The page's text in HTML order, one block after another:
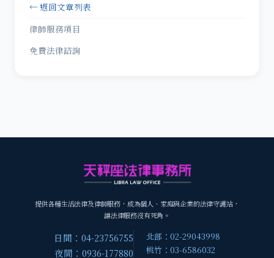
← 返回文章列表
律師服務項目
免費法律諮詢
提供各種生活法律及律師服務，成為個人、家庭與企業的法律守護站，
讓法律服務沒有死角。
日間：04-23756755
夜間：0936-177880
北部：02-29043998
桃竹：03-6586032